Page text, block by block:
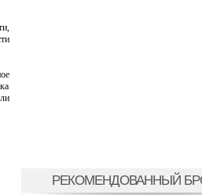
РЕКОМЕНДОВАННЫЙ